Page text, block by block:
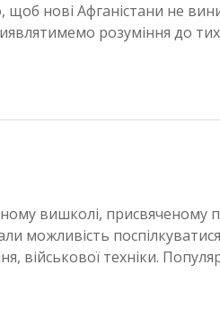
щоб нові Афганістани не
розуміння до
вишколі, присвяченому
можливість
військової техніки.